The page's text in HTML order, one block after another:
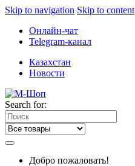
Skip to navigation Skip to content
Онлайн-чат
Telegram-канал
Казахстан
Новости
Search for:
Добро пожаловать!